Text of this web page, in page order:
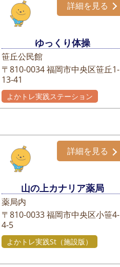
ゆっくり体操
笹丘公民館
〒810-0034福岡市中央区笹丘1-
13-41
詳細を見る
よかトレ実践ステーション
山の上カナリア薬局
薬局内
〒810-0033福岡市中央区小笹4-
4-5
詳細を見る
よかトレ実践St（施設版）